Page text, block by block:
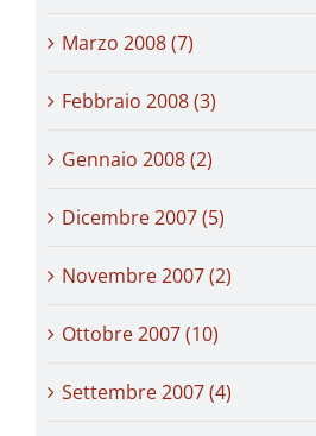
Marzo 2008 (7)
Febbraio 2008 (3)
Gennaio 2008 (2)
Dicembre 2007 (5)
Novembre 2007 (2)
Ottobre 2007 (10)
Settembre 2007 (4)